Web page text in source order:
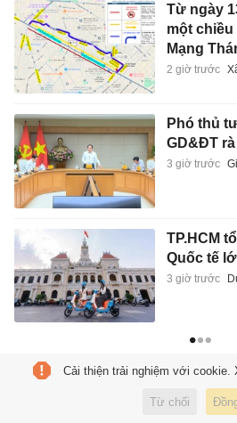
Từ ngày
một
Mạng
2 giờ trước
Phó thủ
GD&ĐT
3 giờ trước
TP.HCM
Quốc tế
3 giờ trước
Tạp chí điện tử Tri
Cải thiện trải nghiệm với cookie.
Từ chối